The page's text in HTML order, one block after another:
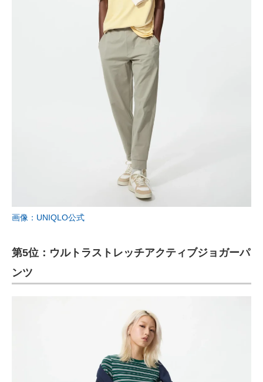
画像：UNIQLO公式
第5位：ウルトラストレッチアクティブジョガーパ
ンツ